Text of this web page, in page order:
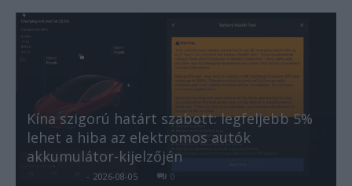
Kína szigorú határt szabott: legfeljebb 5%
lehet a hiba az elektromos autók
akkumulátor-kijelzőjén
- 2026-08-05 0